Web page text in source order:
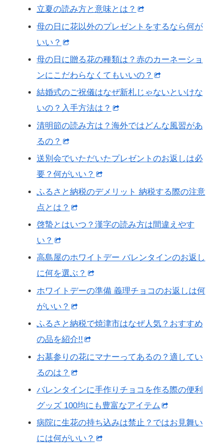
立夏の読み方と意味とは？
母の日に花以外のプレゼントをするなら何が
いい？
母の日に贈る花の種類は？赤のカーネーショ
ンにこだわらなくてもいいの？
結婚式のご祝儀はなぜ新札じゃないといけな
いの？入手方法は？
清明節の読み方は？海外ではどんな風習があ
るの？
送別会でいただいたプレゼントのお返しは必
要？何がいい？
ふるさと納税のデメリット 納税する際の注意
点とは？
啓蟄とはいつ？漢字の読み方は間違えやす
い？
高島屋のホワイトデー バレンタインのお返し
に何を選ぶ？
ホワイトデーの準備 義理チョコのお返しは何
がいい？
ふるさと納税で焼津市はなぜ人気？おすすめ
の品を紹介!!
お墓参りの花にマナーってあるの？適してい
るのは？
バレンタインに手作りチョコを作る際の便利
グッズ 100均にも豊富なアイテム
病院に生花の持ち込みは禁止？ではお見舞い
には何がいい？